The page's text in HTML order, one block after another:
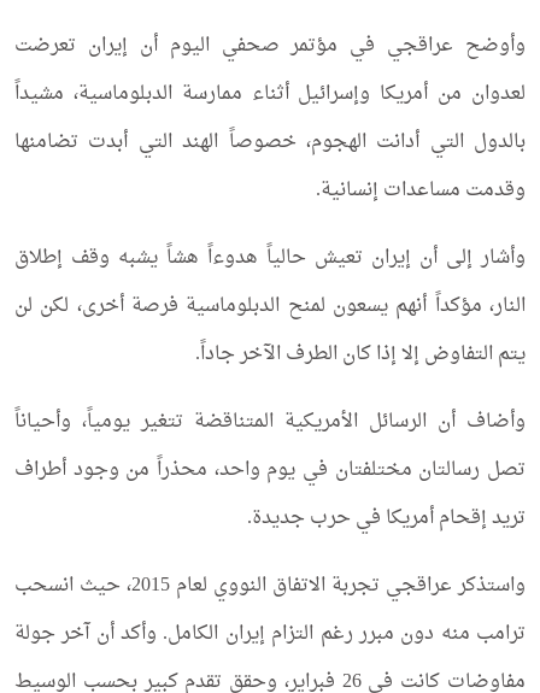
وأوضح عراقجي في مؤتمر صحفي اليوم أن إيران تعرضت
لعدوان من أمريكا وإسرائيل أثناء ممارسة الدبلوماسية، مشيداً
بالدول التي أدانت الهجوم، خصوصاً الهند التي أبدت تضامنها
وقدمت مساعدات إنسانية.
وأشار إلى أن إيران تعيش حالياً هدوءاً هشاً يشبه وقف إطلاق
النار، مؤكداً أنهم يسعون لمنح الدبلوماسية فرصة أخرى، لكن لن
يتم التفاوض إلا إذا كان الطرف الآخر جاداً.
وأضاف أن الرسائل الأمريكية المتناقضة تتغير يومياً، وأحياناً
تصل رسالتان مختلفتان في يوم واحد، محذراً من وجود أطراف
تريد إقحام أمريكا في حرب جديدة.
واستذكر عراقجي تجربة الاتفاق النووي لعام 2015، حيث انسحب
ترامب منه دون مبرر رغم التزام إيران الكامل. وأكد أن آخر جولة
مفاوضات كانت في 26 فبراير، وحقق تقدم كبير بحسب الوسيط